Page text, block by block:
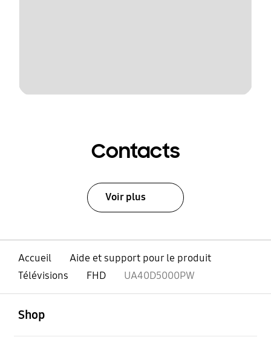
Contacts
Voir plus
Accueil
Aide et support pour le produit
Télévisions
FHD UA40D5000PW
Shop